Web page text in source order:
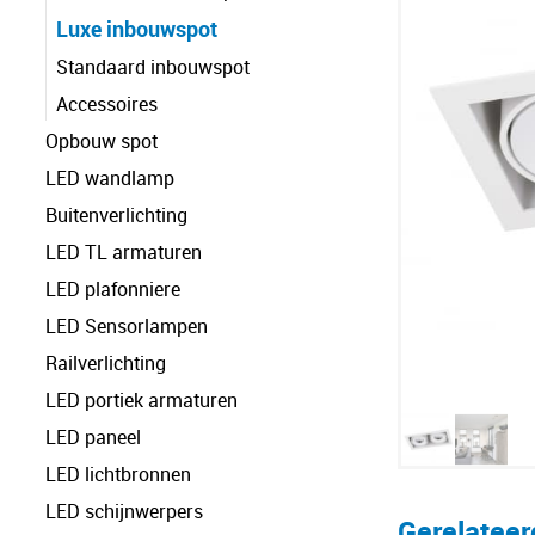
Luxe inbouwspot
Standaard inbouwspot
Accessoires
Opbouw spot
LED wandlamp
Buitenverlichting
LED TL armaturen
LED plafonniere
LED Sensorlampen
Railverlichting
LED portiek armaturen
LED paneel
LED lichtbronnen
LED schijnwerpers